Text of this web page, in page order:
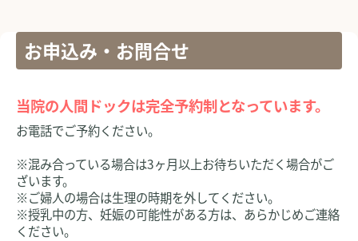
お申込み・お問合せ
当院の人間ドックは完全予約制となっています。
お電話でご予約ください。
※混み合っている場合は3ヶ月以上お待ちいただく場合がご
ざいます。
※ご婦人の場合は生理の時期を外してください。
※授乳中の方、妊娠の可能性がある方は、あらかじめご連絡
ください。